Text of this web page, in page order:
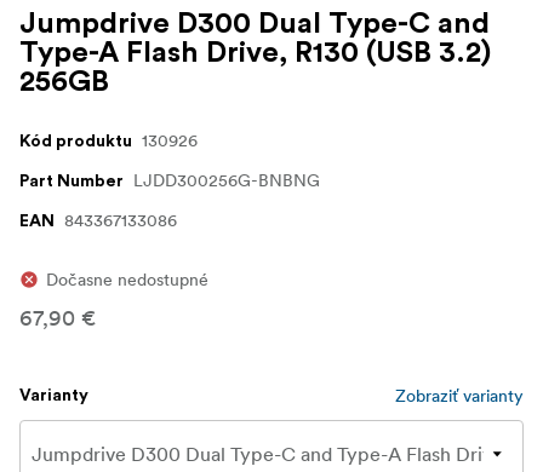
Jumpdrive D300 Dual Type-C and
Type-A Flash Drive, R130 (USB 3.2)
256GB
Kód produktu 130926
Part Number LJDD300256G-BNBNG
EAN 843367133086
Dočasne nedostupné
67,90 €
Varianty Zobraziť varianty